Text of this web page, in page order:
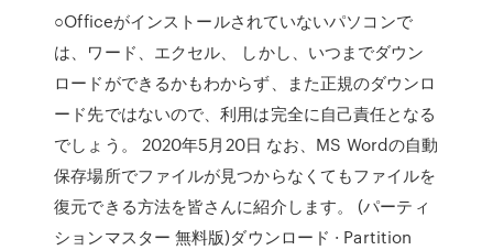
○Officeがインストールされていないパソコンで
は、ワード、エクセル、 しかし、いつまでダウン
ロードができるかもわからず、また正規のダウンロ
ード先ではないので、利用は完全に自己責任となる
でしょう。 2020年5月20日 なお、MS Wordの自動
保存場所でファイルが見つからなくてもファイルを
復元できる方法を皆さんに紹介します。 (パーティ
ションマスター 無料版)ダウンロード · Partition